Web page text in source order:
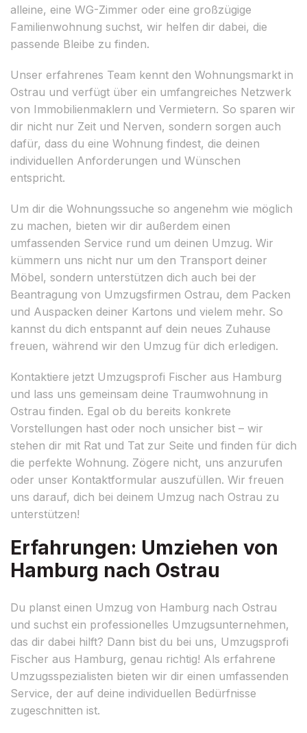
alleine, eine WG-Zimmer oder eine großzügige
Familienwohnung suchst, wir helfen dir dabei, die
passende Bleibe zu finden.
Unser erfahrenes Team kennt den Wohnungsmarkt in
Ostrau und verfügt über ein umfangreiches Netzwerk
von Immobilienmaklern und Vermietern. So sparen wir
dir nicht nur Zeit und Nerven, sondern sorgen auch
dafür, dass du eine Wohnung findest, die deinen
individuellen Anforderungen und Wünschen
entspricht.
Um dir die Wohnungssuche so angenehm wie möglich
zu machen, bieten wir dir außerdem einen
umfassenden Service rund um deinen Umzug. Wir
kümmern uns nicht nur um den Transport deiner
Möbel, sondern unterstützen dich auch bei der
Beantragung von Umzugsfirmen Ostrau, dem Packen
und Auspacken deiner Kartons und vielem mehr. So
kannst du dich entspannt auf dein neues Zuhause
freuen, während wir den Umzug für dich erledigen.
Kontaktiere jetzt Umzugsprofi Fischer aus Hamburg
und lass uns gemeinsam deine Traumwohnung in
Ostrau finden. Egal ob du bereits konkrete
Vorstellungen hast oder noch unsicher bist – wir
stehen dir mit Rat und Tat zur Seite und finden für dich
die perfekte Wohnung. Zögere nicht, uns anzurufen
oder unser Kontaktformular auszufüllen. Wir freuen
uns darauf, dich bei deinem Umzug nach Ostrau zu
unterstützen!
Erfahrungen: Umziehen von
Hamburg nach Ostrau
Du planst einen Umzug von Hamburg nach Ostrau
und suchst ein professionelles Umzugsunternehmen,
das dir dabei hilft? Dann bist du bei uns, Umzugsprofi
Fischer aus Hamburg, genau richtig! Als erfahrene
Umzugsspezialisten bieten wir dir einen umfassenden
Service, der auf deine individuellen Bedürfnisse
zugeschnitten ist.